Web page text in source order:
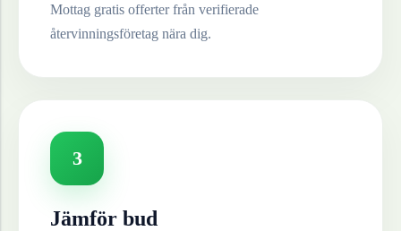
Mottag gratis offerter från verifierade
återvinningsföretag nära dig.
3
Jämför bud